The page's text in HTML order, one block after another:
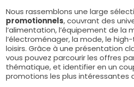
Nous rassemblons une large
promotionnels, couvrant des
l’alimentation, l’équipement de la
l’électroménager, la mode, le
loisirs. Grâce à une présentation
vous pouvez parcourir les offres
thématique, et identifier en un
promotions les plus intéressantes